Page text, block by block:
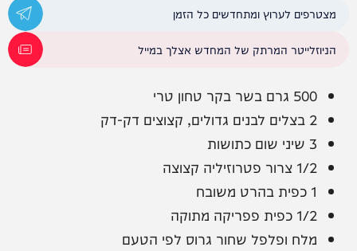
מצטרפים לערוץ ומתחדשים כל הזמן
הניוזלייטר המרתק של המחדש אצלך במייל
500 גרם בשר בקר טחון טרי
2 בצלים לבנים גדולים, קצוצים דק-דק
3 שיני שום כתושות
1/2 צרור פטרוזיליה קצוצה
1 כפית בהרט משובח
1/2 כפית פפריקה מתוקה
מלח ופלפל שחור גרוס לפי הטעם